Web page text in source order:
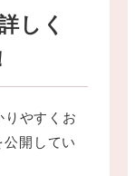
しく
やすくお
開してい